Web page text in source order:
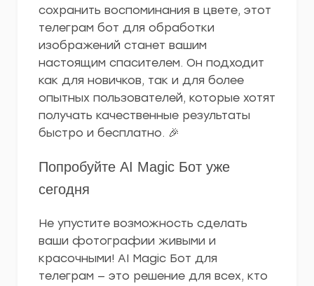
сохранить воспоминания в цвете, этот
телеграм бот для обработки
изображений станет вашим
настоящим спасителем. Он подходит
как для новичков, так и для более
опытных пользователей, которые хотят
получать качественные результаты
быстро и бесплатно. 🎉
Попробуйте AI Magic Бот уже
сегодня
Не упустите возможность сделать
ваши фотографии живыми и
красочными! AI Magic Бот для
телеграм — это решение для всех, кто